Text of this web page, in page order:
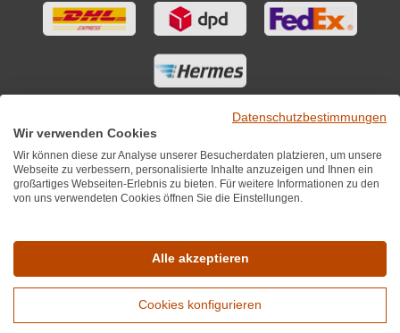
Datenschutzbestimmungen
Wir verwenden Cookies
Wir können diese zur Analyse unserer Besucherdaten platzieren, um unsere
Webseite zu verbessern, personalisierte Inhalte anzuzeigen und Ihnen ein
großartiges Webseiten-Erlebnis zu bieten. Für weitere Informationen zu den
von uns verwendeten Cookies öffnen Sie die Einstellungen.
Alle akzeptieren
Cookies konfigurieren